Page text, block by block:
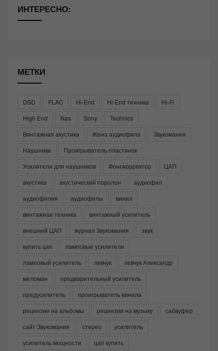
ИНТЕРЕСНО:
МЕТКИ
DSD FLAC Hi-End Hi-End техника
Hi-Fi
High End
Nas Sony
Technics
Винтажная акустика
Жена аудиофила
Звукомания
Наушники
Проигрыватель пластинок
Усилители для наушников
Фонокорректор
ЦАП
акустика
акустический поролон
аудиофил
аудиофилия
аудиофилы
винил
винтажная техника
винтажный усилитель
внешний ЦАП
журнал Звукомания
звук
купить цап
ламповые усилители
ламповый усилитель
левчук
левчук Александр
меломан
предварительный усилитель
предусилитель
проигрыватель винила
рецензии на альбомы
рецензии на музыку
сабвуфер
сайт Звукомания
стерео
усилитель
усилитель мощности
цап купить